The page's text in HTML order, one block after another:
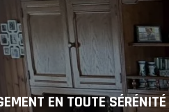
EN TOUTE SÉRÉNITÉ